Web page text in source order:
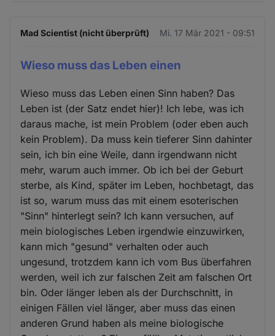
Mad Scientist (nicht überprüft) Mi. 17 Mär 2021 - 09:51
Wieso muss das Leben einen
Wieso muss das Leben einen Sinn haben? Das
Leben ist (der Satz endet hier)! Ich lebe, was ich
daraus mache, ist mein Problem (oder eben auch
kein Problem). Da muss kein tieferer Sinn dahinter
sein, ich bin eine Weile, dann irgendwann nicht
mehr, warum auch immer. Ob ich bei der Geburt
sterbe, als Kind, später im Leben, hochbetagt, das
ist so, warum muss das mit einem esoterischen
"Sinn" hinterlegt sein? Ich kann versuchen, auf
mein biologisches Leben irgendwie einzuwirken,
kann mich "gesund" verhalten oder auch
ungesund, trotzdem kann ich vom Bus überfahren
werden, weil ich zur falschen Zeit am falschen Ort
bin. Oder länger leben als der Durchschnitt, in
einigen Fällen viel länger, aber muss das einen
anderen Grund haben als meine biologische